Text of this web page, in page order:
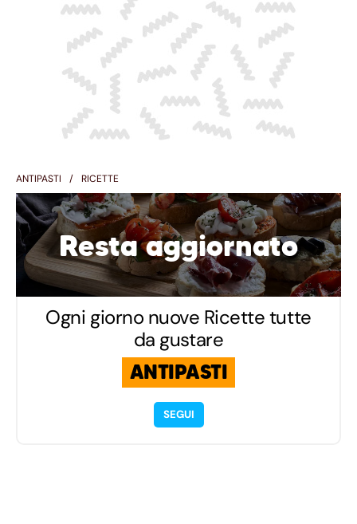
ANTIPASTI RICETTE
Resta aggiornato
Ogni giorno nuove Ricette tutte
da gustare
ANTIPASTI
SEGUI